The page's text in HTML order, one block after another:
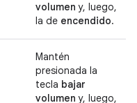
volumen y, luego,
la de encendido.
Mantén
presionada la
tecla bajar
volumen y, luego,